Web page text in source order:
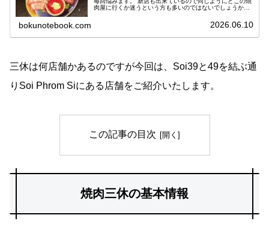
肉屋に行くか迷うという方も多いのではないでしょうか。
人にも愛されているため、さまざまなスタイルの焼肉店が
bokunotebook.com 2026.06.10
三休は何店舗かあるのですが今回は、Soi39と49を結ぶ通
りSoi Phrom Siにある店舗をご紹介いたします。
この記事の目次
焼肉三休の基本情報